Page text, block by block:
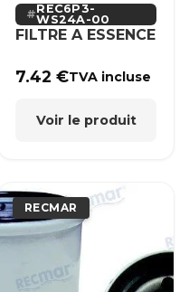
REC6P3-
WS24A-00
FILTRE A ESSENCE
7.42€TVA incluse
Voir le produit
RECMAR